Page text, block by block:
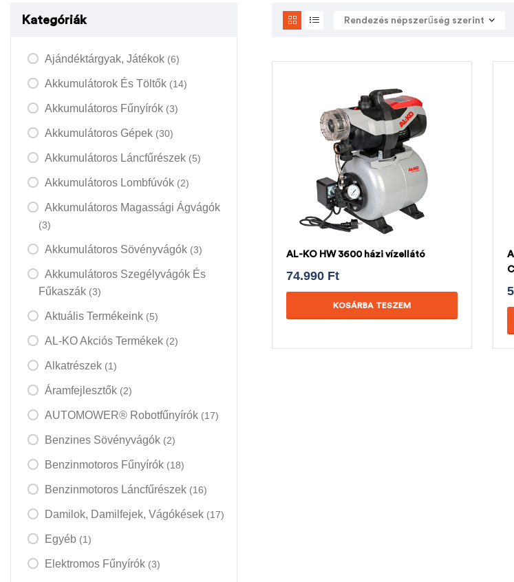
AL-KO HW 3600 házi vízellátó
74.990 Ft
KOSÁRBA TESZEM
Kategóriák
Ajándéktárgyak, Játékok (6)
Akkumulátorok És Töltők (14)
Akkumulátoros Fűnyírók (3)
Akkumulátoros Gépek (30)
Akkumulátoros Láncfűrészek (5)
Akkumulátoros Lombfúvók (2)
Akkumulátoros Magassági Ágvágók
(3)
Akkumulátoros Sövényvágók (3)
Akkumulátoros Szegélyvágók És
Fűkaszák (3)
Aktuális Termékeink (5)
AL-KO Akciós Termékek (2)
Alkatrészek (1)
Áramfejlesztők (2)
AUTOMOWER® Robotfűnyírók (17)
Benzines Sövényvágók (2)
Benzinmotoros Fűnyírók (18)
Benzinmotoros Láncfűrészek (16)
Damilok, Damilfejek, Vágókések (17)
Egyéb (1)
Elektromos Fűnyírók (3)